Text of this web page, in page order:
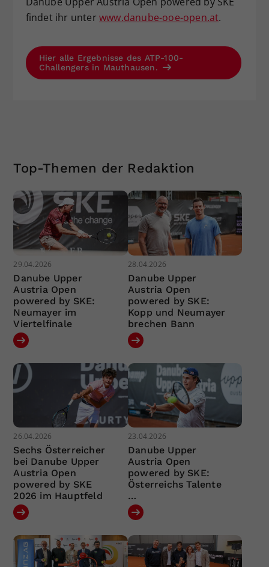
findet ihr unter www.danube-ooe-open.at.
Hier alle Ergebnisse des ATP-100-
Challengers in Mauthausen.
Top-Themen der Redaktion
29.04.2026
Danube Upper
Austria Open
powered by SKE:
Neumayer im
Viertelfinale
28.04.2026
Danube Upper
Austria Open
powered by SKE:
Kopp und Neumayer
brechen Bann
26.04.2026
Sechs Österreicher
bei Danube Upper
Austria Open
powered by SKE
2026 im Hauptfeld
23.04.2026
Danube Upper
Austria Open
powered by SKE:
Österreichs Talente
…